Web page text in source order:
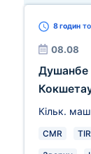
8 годин
08.08
Душанбе
Кільк.
CMR TIR